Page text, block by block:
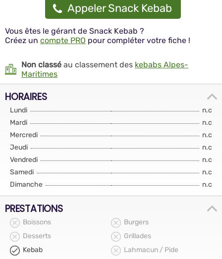
Appeler Snack Kebab
Vous êtes le gérant de Snack Kebab ?
Créez un compte PRO pour compléter votre fiche !
Non classé au classement des kebabs Alpes-
Maritimes
HORAIRES
Lundi
n.c
Mardi
n.c
Mercredi
n.c
Jeudi
n.c
Vendredi
n.c
Samedi
n.c
Dimanche
n.c
PRESTATIONS
Boissons
Burgers
Desserts
Grillades
Kebab
Lahmacun / Pide